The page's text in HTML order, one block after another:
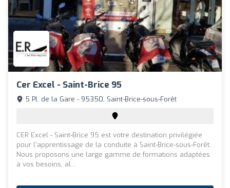
Cer Excel - Saint-Brice 95
5 Pl. de la Gare - 95350, Saint-Brice-sous-Forêt
CER Excel - Saint-Brice 95 est votre destination privilégiée
pour l'apprentissage de la conduite à Saint-Brice-sous-Forêt.
Nous proposons une large gamme de formations adaptées
à vos besoins, al...